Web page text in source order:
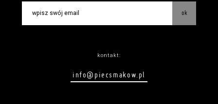
ok
kontakt:
info@piecsmakow.pl